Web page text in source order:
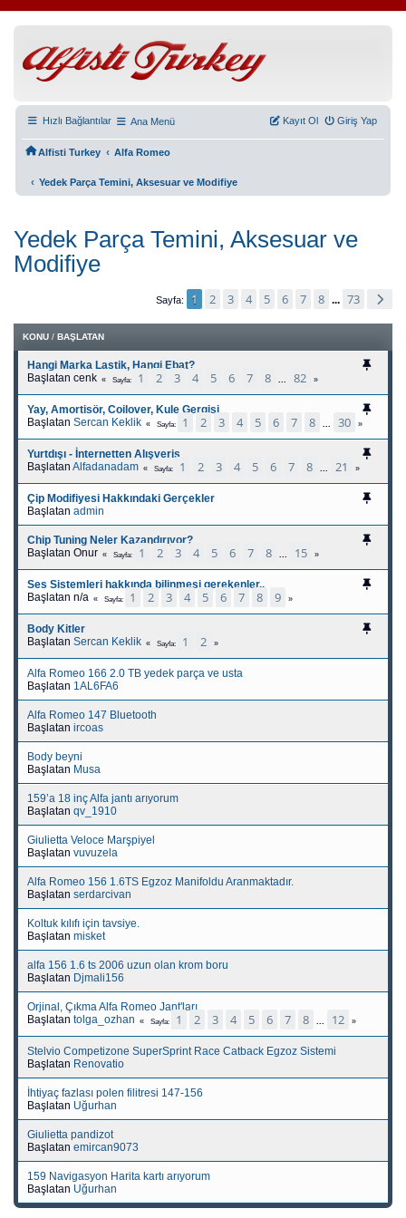
Hızlı Bağlantılar Ana Menü Giriş Yap
Kayıt Ol
Alfisti Turkey ‹ Alfa Romeo
‹ Yedek Parça Temini, Aksesuar ve Modifiye
Yedek Parça Temini, Aksesuar ve
Modifiye
Sayfa 1 2 3 4 5 6 7 8 ... 73
KONU / BAŞLATAN
Hangi Marka Lastik, Hangi Ebat?
Başlatan cenk
Sayfa 1 2 3 4 5 6 7 8 82
Yay, Amortisör, Coilover, Kule Gergisi
Başlatan Sercan Keklik Sayfa 1 2 3 4 5 6 7 8 30
Yurtdışı - İnternetten Alışveriş
Başlatan Alfadanadam Sayfa 1 2 3 4 5 6 7 8 21
Çip Modifiyesi Hakkındaki Gerçekler
Başlatan admin
Chip Tuning Neler Kazandırıyor?
Başlatan Onur
Sayfa 1 2 3 4 5 6 7 8 15
Ses Sistemleri hakkında bilinmesi gerekenler..
Başlatan n/a
Sayfa 1 2 3 4 5 6 7 8 9
Body Kitler
Başlatan Sercan Keklik Sayfa 1 2
Alfa Romeo 166 2.0 TB yedek parça ve usta
Başlatan 1AL6FA6
Alfa Romeo 147 Bluetooth
Başlatan ircoas
Body beyni
Başlatan Musa
159’a 18 inç Alfa jantı arıyorum
Başlatan qv_1910
Giulietta Veloce Marşpiyel
Başlatan vuvuzela
Alfa Romeo 156 1.6TS Egzoz Manifoldu Aranmaktadır.
Başlatan serdarcivan
Koltuk kılıfı için tavsiye.
Başlatan misket
alfa 156 1.6 ts 2006 uzun olan krom boru
Başlatan Djmali156
Orjinal, Çıkma Alfa Romeo Jant'ları
Başlatan tolga_ozhan Sayfa 1 2 3 4 5 6 7 8 12
Stelvio Competizone SuperSprint Race Catback Egzoz Sistemi
Başlatan Renovatio
İhtiyaç fazlası polen filitresi 147-156
Başlatan Uğurhan
Giulietta pandizot
Başlatan emircan9073
159 Navigasyon Harita kartı arıyorum
Başlatan Uğurhan